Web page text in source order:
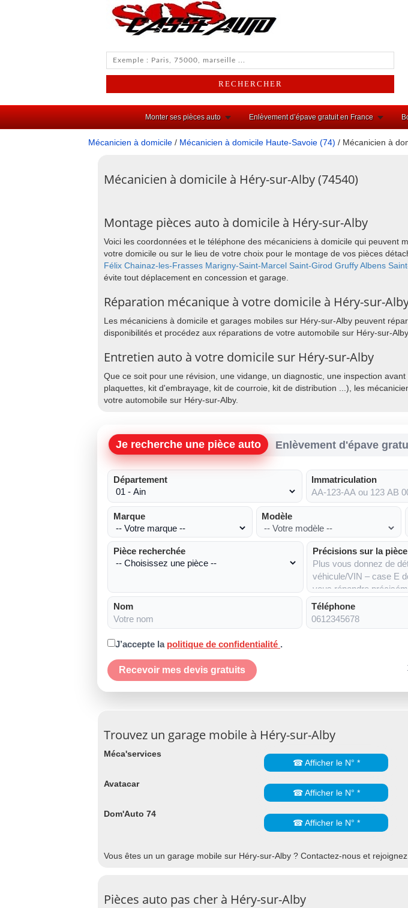
Monter ses pièces auto Enlèvement d’épave gratuit en France
Mécanicien à domicile / Mécanicien à domicile Haute-Savoie (74) / Mécanicien à
Mécanicien à domicile à Héry-sur-Alby (74540)
Montage pièces auto à domicile à Héry-sur-Alby
Voici les coordonnées et le téléphone des mécaniciens à domicile qui peuvent
votre domicile ou sur le lieu de votre choix pour le montage de vos pièces
Félix Chainaz-les-Frasses Marigny-Saint-Marcel Saint-Girod GruffyAlbens
évite tout déplacement en concession et garage.
Réparation mécanique à votre domicile à Héry-sur-
Les mécaniciens à domicile et garages mobiles sur Héry-sur-Alby peuvent
disponibilités et procédez aux réparations de votre automobile sur Héry-sur-
Entretien auto à votre domicile sur Héry-sur-Alby
Que ce soit pour une révision, une vidange, un diagnostic, une inspection
plaquettes, kit d'embrayage, kit de courroie, kit de distribution ...), les
votre automobile sur Héry-sur-Alby.
Je recherche une pièce auto Enlèvement d'épave
Département Immatriculation
Marque Modèle
Pièce recherchée Précisions sur la pièce
Nom Téléphone
J’accepte la politique de confidentialité .
Recevoir mes devis gratuits
Trouvez un garage mobile à Héry-sur-Alby
Méca'services
☎ Afficher le N° *
Avatacar
☎ Afficher le N° *
Dom'Auto 74
☎ Afficher le N° *
Vous êtes un un garage mobile sur Héry-sur-Alby ? Contactez-nous et
Pièces auto pas cher à Héry-sur-Alby